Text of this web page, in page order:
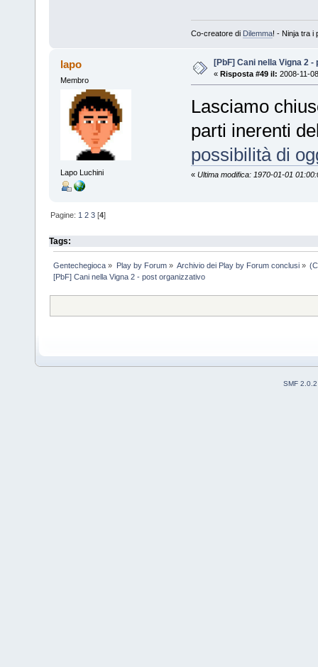
Co-creatore di Dilemma! - Ninja tra i
lapo
Membro
Lapo Luchini
[PbF] Cani nella Vigna 2
« Risposta #49 il: 2008-11-
Lasciamo
parti inerenti
possibilità di
« Ultima modifica: 1970-01-01
Pagine:1 2 3 [4]
Tags:
Gentechegioca » Play by Forum» Archivio dei Play by Forum conclusi»
[PbF] Cani nella Vigna 2 - post organizzativo
SMF 2.0.2